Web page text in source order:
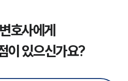
호사에게
이 있으신가요?